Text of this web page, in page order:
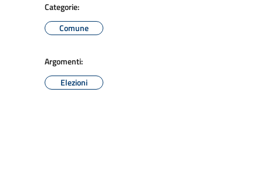
Categorie:
Comune
Argomenti:
Elezioni